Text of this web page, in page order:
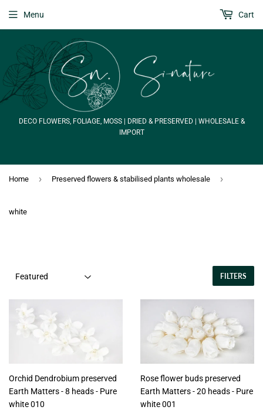
DECO FLOWERS, FOLIAGE, MOSS | DRIED & PRESERVED | WHOLESALE &
IMPORT
Menu Cart
Home › Preserved flowers & stabilised plants wholesale ›
white
FILTERS
Orchid Dendrobium preserved
Earth Matters - 8 heads - Pure
white 010
Rose flower buds preserved
Earth Matters - 20 heads - Pure
white 001